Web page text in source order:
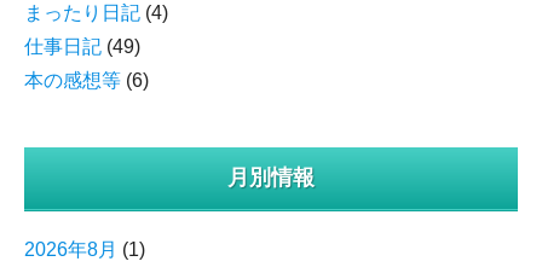
まったり日記 (4)
仕事日記 (49)
本の感想等 (6)
月別情報
2026年8月 (1)